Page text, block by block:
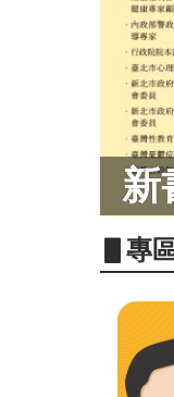
新
▋專